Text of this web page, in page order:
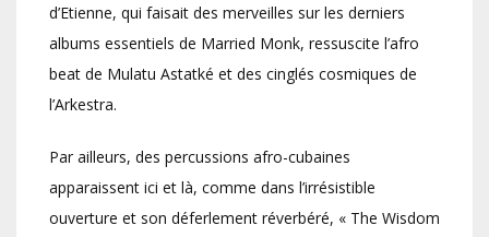
d’Etienne, qui faisait des merveilles sur les derniers
albums essentiels de Married Monk, ressuscite l’afro
beat de Mulatu Astatké et des cinglés cosmiques de
l’Arkestra.
Par ailleurs, des percussions afro-cubaines
apparaissent ici et là, comme dans l’irrésistible
ouverture et son déferlement réverbéré, « The Wisdom